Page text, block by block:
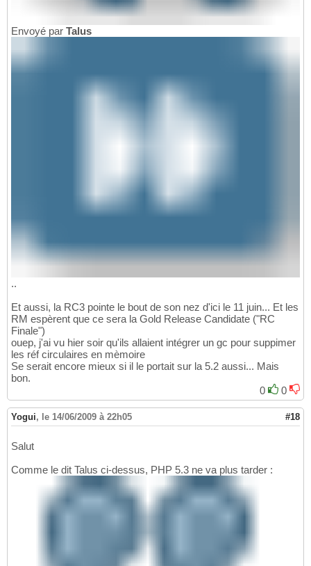
Envoyé par Talus
..
Et aussi, la RC3 pointe le bout de son nez d'ici le 11 juin... Et les
RM espèrent que ce sera la Gold Release Candidate ("RC
Finale")
ouep, j'ai vu hier soir qu'ils allaient intégrer un gc pour suppimer
les réf circulaires en mèmoire
Se serait encore mieux si il le portait sur la 5.2 aussi... Mais
bon.
0
0
Yogui, le 14/06/2009 à 22h05 #18
Salut
Comme le dit Talus ci-dessus, PHP 5.3 ne va plus tarder :